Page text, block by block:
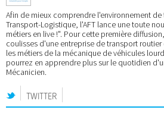
Afin de mieux comprendre l'environnement de
Transport-Logistique, l'AFT lance une toute
métiers en live !". Pour cette première
coulisses d'une entreprise de transport
les métiers de la mécanique de véhicules
pourrez en apprendre plus sur le quotidien
Mécanicien.
TWITTER